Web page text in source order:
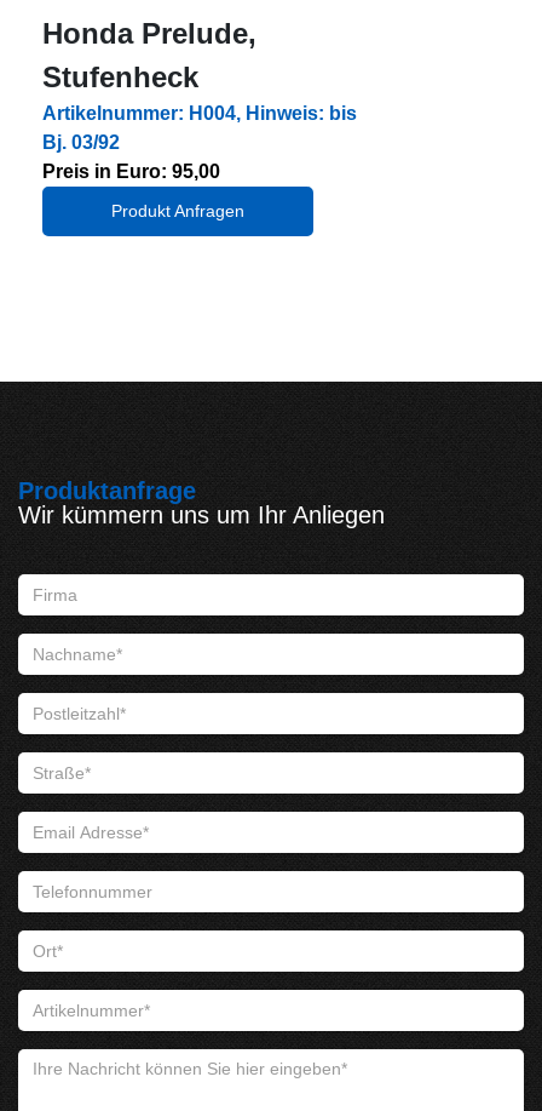
Honda Prelude,
Stufenheck
Artikelnummer: H004, Hinweis: bis
Bj. 03/92
Preis in Euro: 95,00
Produkt Anfragen
Produktanfrage
Wir kümmern uns um Ihr Anliegen